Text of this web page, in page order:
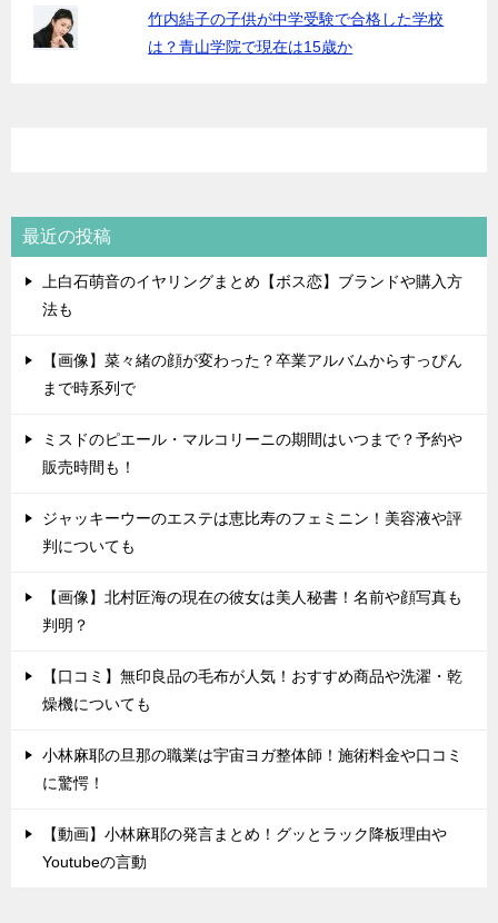
竹内結子の子供が中学受験で合格した学校
は？青山学院で現在は15歳か
最近の投稿
上白石萌音のイヤリングまとめ【ボス恋】ブランドや購入方
法も
【画像】菜々緒の顔が変わった？卒業アルバムからすっぴん
まで時系列で
ミスドのピエール・マルコリーニの期間はいつまで？予約や
販売時間も！
ジャッキーウーのエステは恵比寿のフェミニン！美容液や評
判についても
【画像】北村匠海の現在の彼女は美人秘書！名前や顔写真も
判明？
【口コミ】無印良品の毛布が人気！おすすめ商品や洗濯・乾
燥機についても
小林麻耶の旦那の職業は宇宙ヨガ整体師！施術料金や口コミ
に驚愕！
【動画】小林麻耶の発言まとめ！グッとラック降板理由や
Youtubeの言動